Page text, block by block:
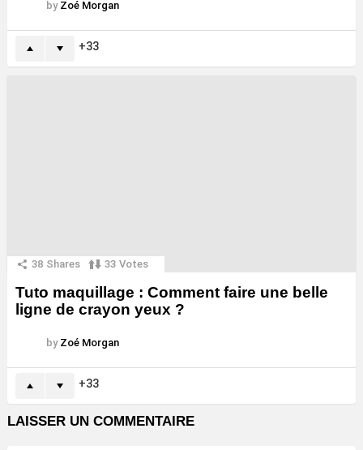
by Zoé Morgan
33
38 Shares 33 Votes
Tuto maquillage : Comment faire une belle
ligne de crayon yeux ?
by Zoé Morgan
33
LAISSER UN COMMENTAIRE